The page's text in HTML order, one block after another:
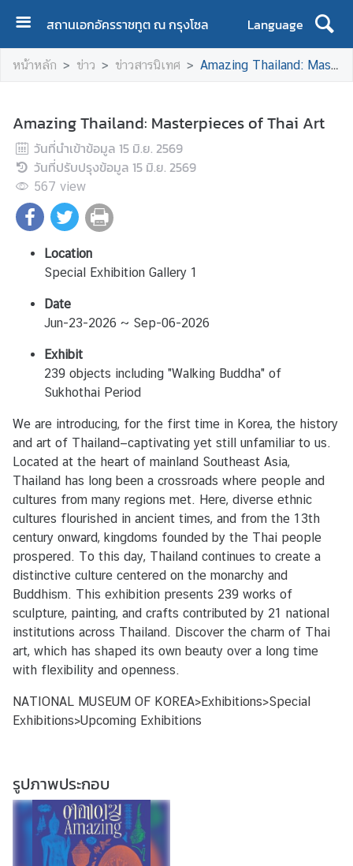
สถานเอกอัครราชทูต ณ กรุงโซล
Language
ห
น้
ลั
ก
ข้
มู
ส
ถ
น
ก
ร
ร
า
ช
ทู
ต
บ
ริ
ก
า
ร
ป
ะ
ช
น
ข่
า
หน้าหลัก ข่าว ข่าวสารนิเทศ Amazing Thailand: Masterpieces of Thai Art
Amazing Thailand: Masterpieces of Thai Art
วันที่นำเข้าข้อมูล 15 มิ.ย. 2569
วันที่ปรับปรุงข้อมูล 15 มิ.ย. 2569
567 view
Location
Special Exhibition Gallery 1
Date
Jun-23-2026 ~ Sep-06-2026
Exhibit
239 objects including "Walking Buddha" of
Sukhothai Period
We are introducing, for the first time in Korea, the history
and art of Thailand—captivating yet still unfamiliar to us.
Located at the heart of mainland Southeast Asia,
Thailand has long been a crossroads where people and
cultures from many regions met. Here, diverse ethnic
cultures flourished in ancient times, and from the 13th
century onward, kingdoms founded by the Thai people
prospered. To this day, Thailand continues to create a
distinctive culture centered on the monarchy and
Buddhism. This exhibition presents 239 works of
sculpture, painting, and crafts contributed by 21 national
institutions across Thailand. Discover the charm of Thai
art, which has shaped its own beauty over a long time
with flexibility and openness.
NATIONAL MUSEUM OF KOREA>Exhibitions>Special
Exhibitions>Upcoming Exhibitions
รูปภาพประกอบ